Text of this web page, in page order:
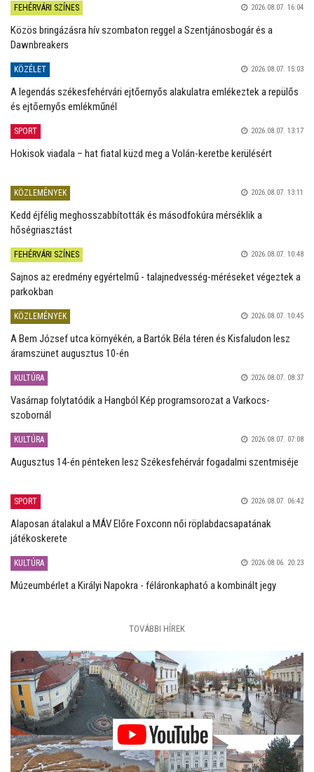
FEHÉRVÁRI SZÍNES 2026.08.07. 16:04
Közös bringázásra hív szombaton reggel a Szentjánosbogár és a
Dawnbreakers
KÖZÉLET 2026.08.07. 15:03
A legendás székesfehérvári ejtőernyős alakulatra emlékeztek a repülős
és ejtőernyős emlékműnél
SPORT 2026.08.07. 13:17
Hokisok viadala – hat fiatal küzd meg a Volán-keretbe kerülésért
KÖZLEMÉNYEK 2026.08.07. 13:11
Kedd éjfélig meghosszabbították és másodfokúra mérséklik a
hőségriasztást
FEHÉRVÁRI SZÍNES 2026.08.07. 10:48
Sajnos az eredmény egyértelmű - talajnedvesség-méréseket végeztek a
parkokban
KÖZLEMÉNYEK 2026.08.07. 10:45
A Bem József utca környékén, a Bartók Béla téren és Kisfaludon lesz
áramszünet augusztus 10-én
KULTÚRA 2026.08.07. 08:37
Vasárnap folytatódik a Hangból Kép programsorozat a Varkocs-
szobornál
KULTÚRA 2026.08.07. 07:08
Augusztus 14-én pénteken lesz Székesfehérvár fogadalmi szentmiséje
SPORT 2026.08.07. 06:42
Alaposan átalakul a MÁV Előre Foxconn női röplabdacsapatának
játékoskerete
KULTÚRA 2026.08.06. 20:23
Múzeumbérlet a Királyi Napokra - féláronkapható a kombinált jegy
TOVÁBBI HÍREK